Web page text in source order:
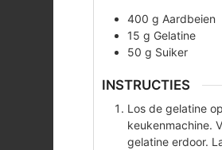
400 g Aardbeien
15 g Gelatine
50 g Suiker
INSTRUCTIES
Los de gelatine
keukenmachine.
gelatine erdoor.